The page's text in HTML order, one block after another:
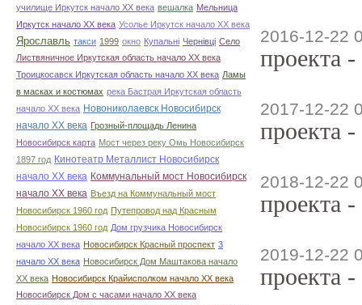
училище Иркутск начало ХХ века вешалка Мельница
Иркутск начало ХХ века Усолье Иркутск начало ХХ века
Ярославль такси 1999 окно Купальні Чернівці Село
Листвяничное Иркутская область начало ХХ века
Троицкосавск Иркутская область начало ХХ века Ламы
в масках и костюмах река Бастрая Иркутская область
начало ХХ века Новониколаевск Новосибирск
начало ХХ века Грозный-площадь Ленина
Новосибирск карта Мост через реку Омь Новосибирск
1897 год Кинотеатр Металлист Новосибирск
начало ХХ века Коммунальный мост Новосибирск
начало ХХ века Въезд на Коммунальный мост
Новосибирск 1960 год Путепровод над Красным
Новосибирск 1960 год Дом грузчика Новосибирск
начало ХХ века Новосибирск Красный проспект 3
начало ХХ века Новосибирск Дом Маштакова начало
ХХ века Новосибирск Крайисполком начало ХХ века
Новосибирск Дом с часами начало ХХ века
2016-12-22
проекта
2017-12-22
проекта
2018-12-22
проекта
2019-12-22
проекта